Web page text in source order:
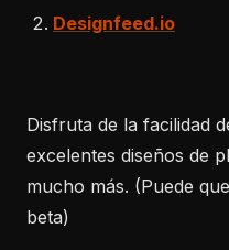
Designfeed.io
Disfruta de la facilidad
excelentes diseños de
mucho más. (Puede
beta)